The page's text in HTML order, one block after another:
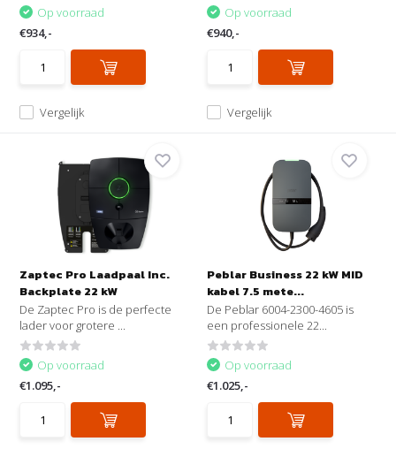
Vergelijk
Op voorraad
€934,-
Vergelijk
Op voorraad
€940,-
Zaptec Pro Laadpaal Inc.
Backplate 22 kW
De Zaptec Pro is de perfecte
lader voor grotere ...
Op voorraad
€1.095,-
Peblar Business 22 kW MID
kabel 7.5 mete...
De Peblar 6004-2300-4605 is
een professionele 22...
Op voorraad
€1.025,-